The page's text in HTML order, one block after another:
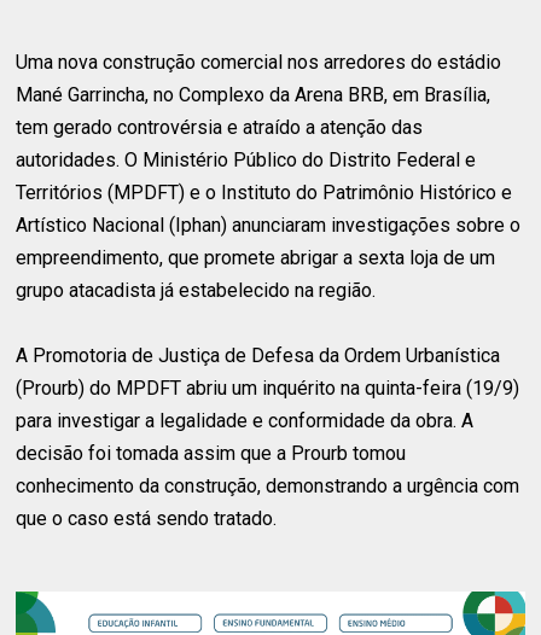
Uma nova construção comercial nos arredores do estádio
Mané Garrincha, no Complexo da Arena BRB, em Brasília,
tem gerado controvérsia e atraído a atenção das
autoridades. O Ministério Público do Distrito Federal e
Territórios (MPDFT) e o Instituto do Patrimônio Histórico e
Artístico Nacional (Iphan) anunciaram investigações sobre o
empreendimento, que promete abrigar a sexta loja de um
grupo atacadista já estabelecido na região.
A Promotoria de Justiça de Defesa da Ordem Urbanística
(Prourb) do MPDFT abriu um inquérito na quinta-feira (19/9)
para investigar a legalidade e conformidade da obra. A
decisão foi tomada assim que a Prourb tomou
conhecimento da construção, demonstrando a urgência com
que o caso está sendo tratado.